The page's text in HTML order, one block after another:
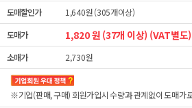
도매할인가
1,640원 (305개이상)
도매가
1,820 원 (37개 이상) (VAT별도)
소매가 2,730원
※기업(판매, 구매) 회원가입시 수량과 관계없이도매가